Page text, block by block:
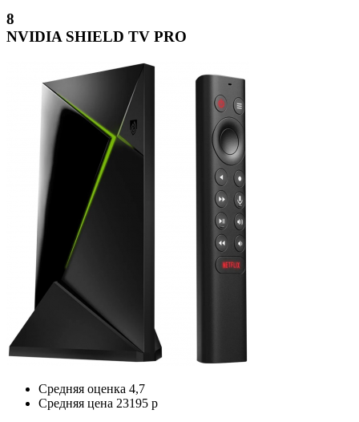
8
NVIDIA SHIELD TV PRO
Средняя оценка 4,7
Средняя цена 23195 р